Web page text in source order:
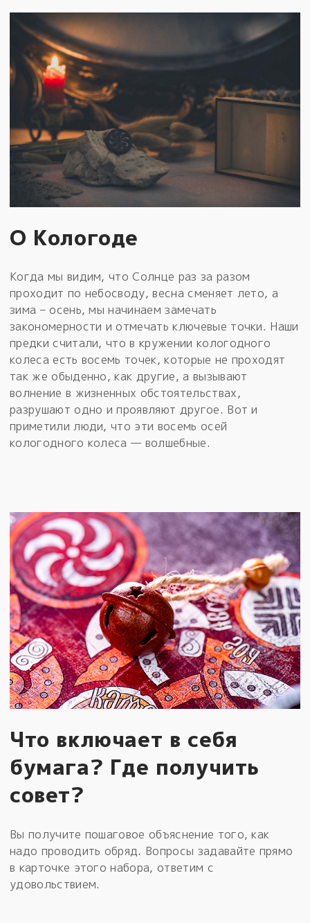
О Кологоде
Когда мы видим, что Солнце раз за разом
проходит по небосводу, весна сменяет лето, а
зима – осень, мы начинаем замечать
закономерности и отмечать ключевые точки. Наши
предки считали, что в кружении кологодного
колеса есть восемь точек, которые не проходят
так же обыденно, как другие, а вызывают
волнение в жизненных обстоятельствах,
разрушают одно и проявляют другое. Вот и
приметили люди, что эти восемь осей
кологодного колеса — волшебные.
Что включает в себя
бумага? Где получить
совет?
Вы получите пошаговое объяснение того, как
надо проводить обряд. Вопросы задавайте прямо
в карточке этого набора, ответим с
удовольствием.